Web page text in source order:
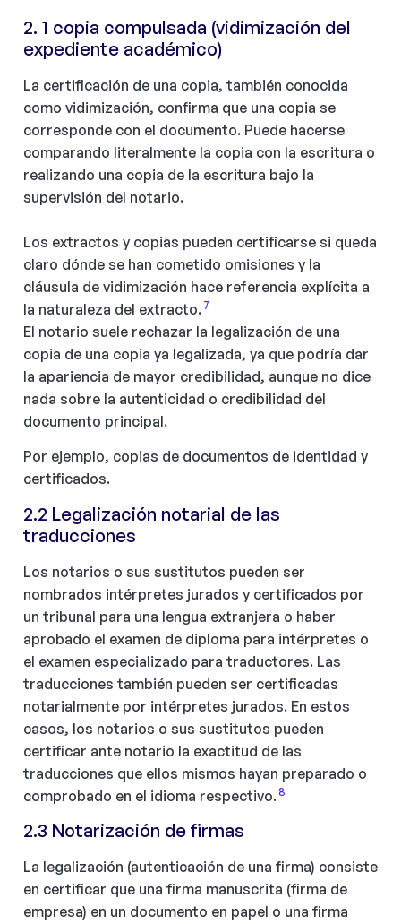
2. 1 copia compulsada (vidimización del
expediente académico)
La certificación de una copia, también conocida
como vidimización, confirma que una copia se
corresponde con el documento. Puede hacerse
comparando literalmente la copia con la escritura o
realizando una copia de la escritura bajo la
supervisión del notario.
Los extractos y copias pueden certificarse si queda
claro dónde se han cometido omisiones y la
cláusula de vidimización hace referencia explícita a
la naturaleza del extracto. 7
El notario suele rechazar la legalización de una
copia de una copia ya legalizada, ya que podría dar
la apariencia de mayor credibilidad, aunque no dice
nada sobre la autenticidad o credibilidad del
documento principal.
Por ejemplo, copias de documentos de identidad y
certificados.
2.2 Legalización notarial de las
traducciones
Los notarios o sus sustitutos pueden ser
nombrados intérpretes jurados y certificados por
un tribunal para una lengua extranjera o haber
aprobado el examen de diploma para intérpretes o
el examen especializado para traductores. Las
traducciones también pueden ser certificadas
notarialmente por intérpretes jurados. En estos
casos, los notarios o sus sustitutos pueden
certificar ante notario la exactitud de las
traducciones que ellos mismos hayan preparado o
comprobado en el idioma respectivo.8
2.3 Notarización de firmas
La legalización (autenticación de una firma) consiste
en certificar que una firma manuscrita (firma de
empresa) en un documento en papel o una firma